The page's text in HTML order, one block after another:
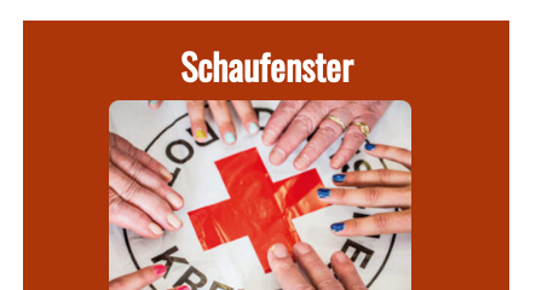
Schaufenster